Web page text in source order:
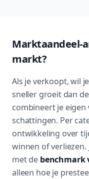
Marktaandeel-
markt?
Als je verkoopt, wil
sneller groeit dan
combineert je
schattingen. Per
ontwikkeling over
winnen of verliezen.
met de benchmark
alleen hoe je